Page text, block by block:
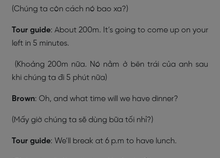
(Chúng ta còn cách nó bao xa?)
Tour guide: About 200m. It’s going to come up on your
left in 5 minutes.
(Khoảng 200m nữa. Nó nằm ở bên trái của anh sau
khi chúng ta đi 5 phút nữa)
Brown: Oh, and what time will we have dinner?
(Mấy giờ chúng ta sẽ dùng bữa tối nhỉ?)
Tour guide: We’ll break at 6 p.m to have lunch.